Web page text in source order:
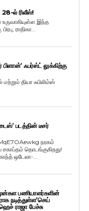
ல் ரிலீஸ்!
இந்த
ராதிகா...
ஃபர்ஸ்ட் லுக்கிற்கு
தியா ஃபிலிம்ஸ்
படத்தின் டீசர்
நரகம்
சகாப்தம் தொடங்குகிறது!
ஒடேலா-...
பணியாளர்களின்
நடித்துள்ள’செய்
ராஜா பேச்சு